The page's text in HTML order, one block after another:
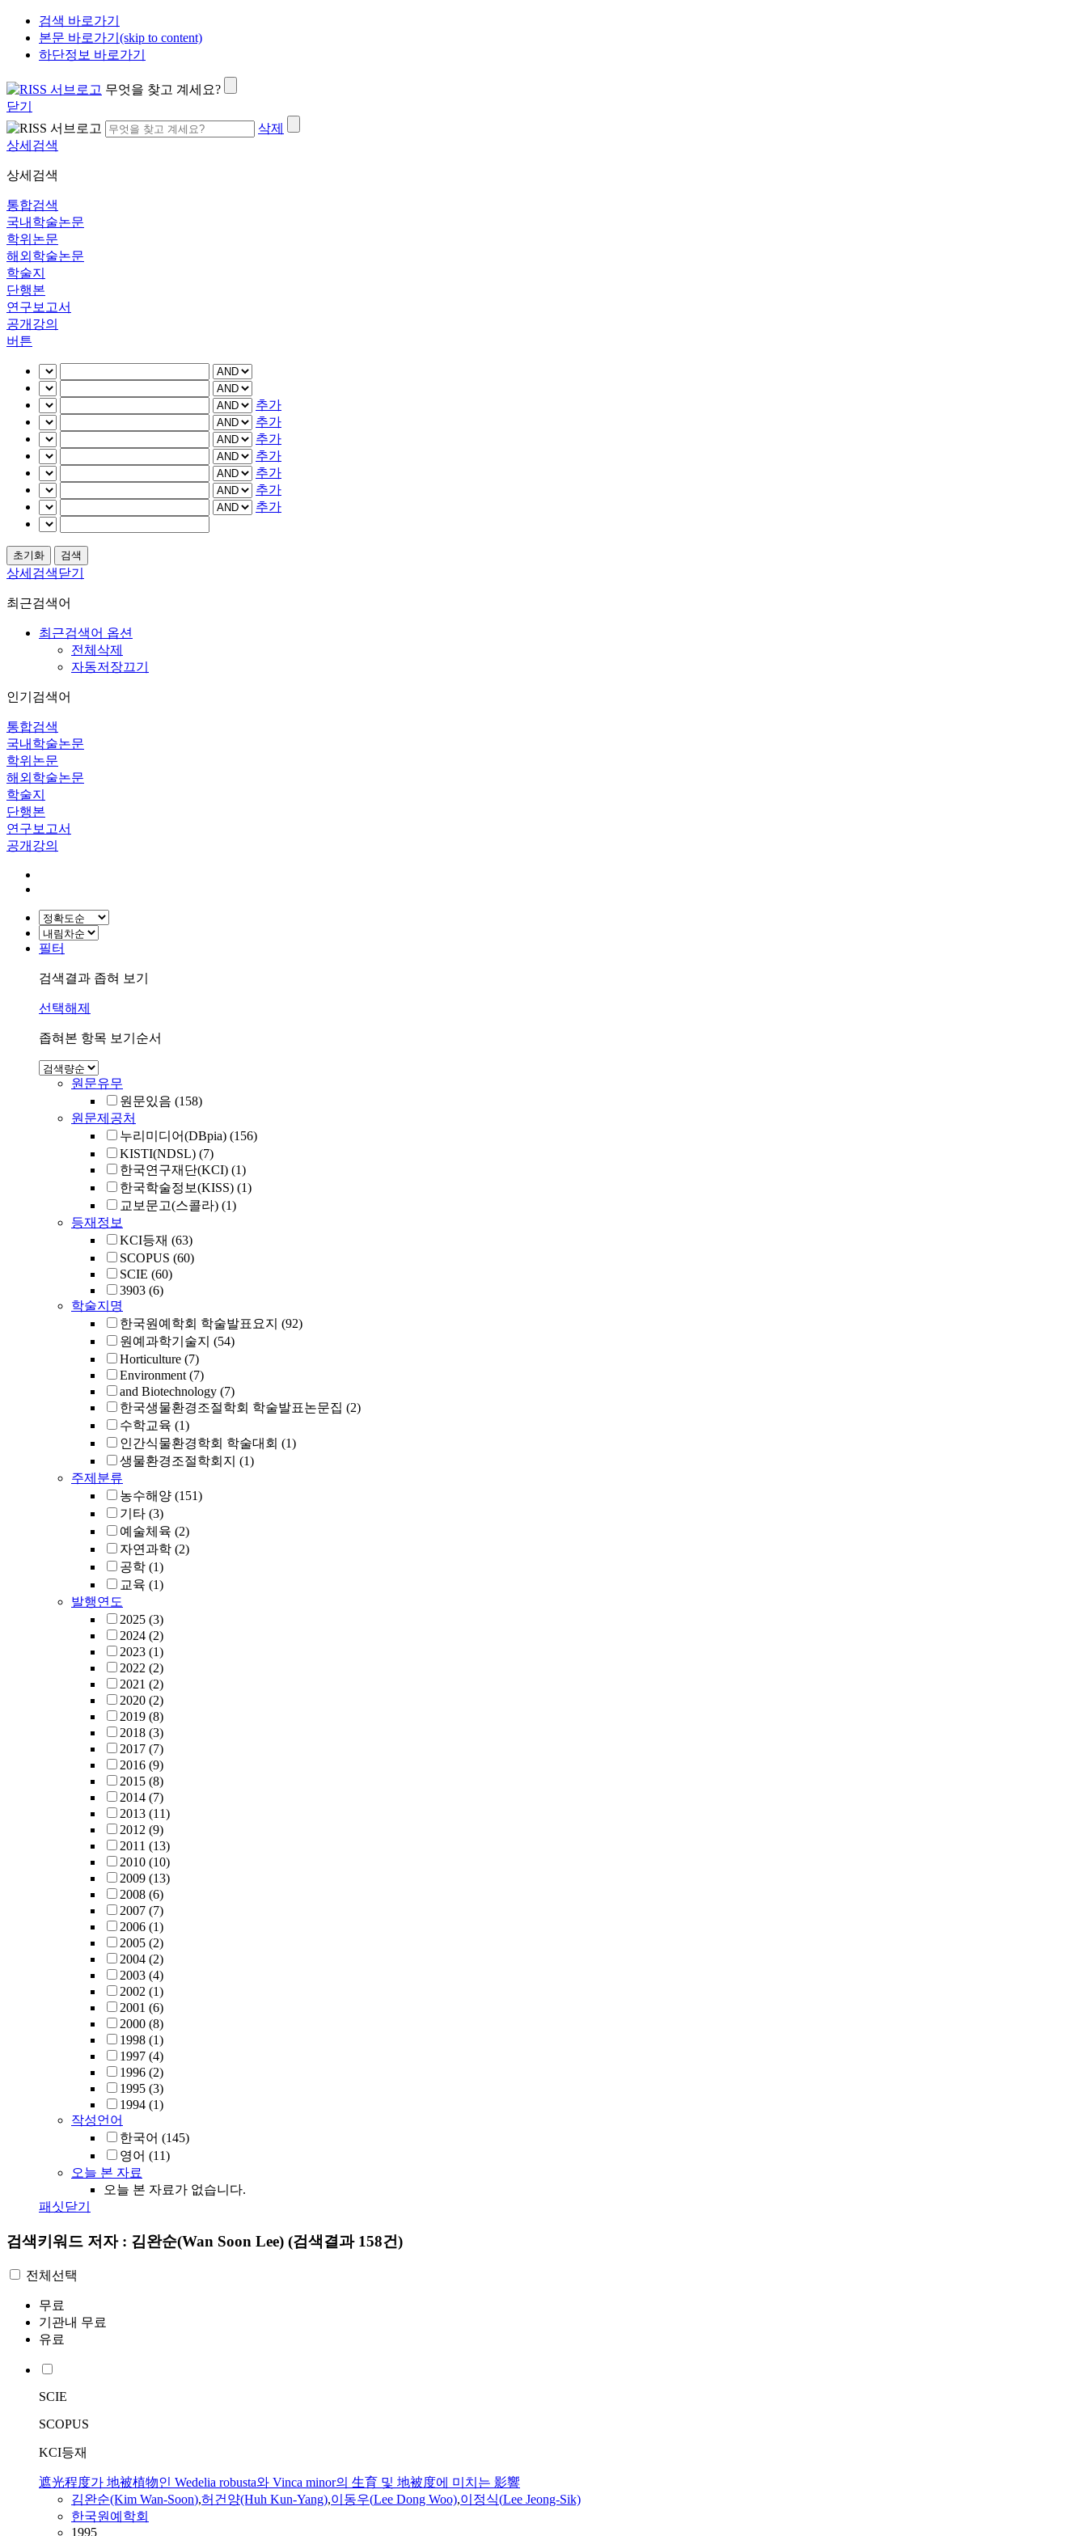
검색 바로가기
본문 바로가기(skip to content)
하단정보 바로가기
무엇을 찾고 계세요?
닫기
삭제
상세검색
상세검색
통합검색
국내학술논문
학위논문
해외학술논문
학술지
단행본
연구보고서
공개강의
버튼
추가
추가
추가
추가
추가
추가
추가
상세검색닫기
최근검색어
최근검색어 옵션
전체삭제
자동저장끄기
인기검색어
통합검색
국내학술논문
학위논문
해외학술논문
학술지
단행본
연구보고서
공개강의
필터
검색결과 좁혀 보기
선택해제
좁혀본 항목 보기순서
원문유무
원문있음 (158)
원문제공처
누리미디어(DBpia) (156)
KISTI(NDSL) (7)
한국연구재단(KCI) (1)
한국학술정보(KISS) (1)
교보문고(스콜라) (1)
등재정보
KCI등재 (63)
SCOPUS (60)
SCIE (60)
3903 (6)
학술지명
한국원예학회 학술발표요지 (92)
원예과학기술지 (54)
Horticulture (7)
Environment (7)
and Biotechnology (7)
한국생물환경조절학회 학술발표논문집 (2)
수학교육 (1)
인간식물환경학회 학술대회 (1)
생물환경조절학회지 (1)
주제분류
농수해양 (151)
기타 (3)
예술체육 (2)
자연과학 (2)
공학 (1)
교육 (1)
발행연도
2025 (3)
2024 (2)
2023 (1)
2022 (2)
2021 (2)
2020 (2)
2019 (8)
2018 (3)
2017 (7)
2016 (9)
2015 (8)
2014 (7)
2013 (11)
2012 (9)
2011 (13)
2010 (10)
2009 (13)
2008 (6)
2007 (7)
2006 (1)
2005 (2)
2004 (2)
2003 (4)
2002 (1)
2001 (6)
2000 (8)
1998 (1)
1997 (4)
1996 (2)
1995 (3)
1994 (1)
작성언어
한국어 (145)
영어 (11)
오늘 본 자료
오늘 본 자료가 없습니다.
패싯닫기
검색키워드 저자 : 김완순(Wan Soon Lee) (검색결과 158건)
전체선택
무료
기관내 무료
유료
SCIE
SCOPUS
KCI등재
遮光程度가 地被植物인 Wedelia robusta와 Vinca minor의 生育 및 地被度에 미치는 影響
김완순(Kim Wan-Soon),허건양(Huh Kun-Yang),이동우(Lee Dong Woo),이정식(Lee Jeong-Sik)
한국원예학회
1995